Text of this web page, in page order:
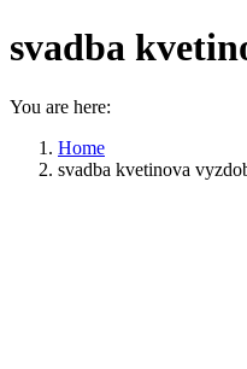
svadba
You are here:
Home
svadba kvetinova